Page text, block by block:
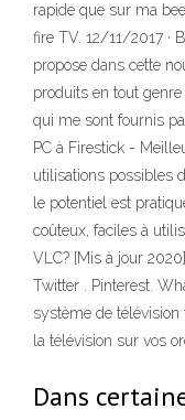
rapide que sur ma
fire TV. 12/11/2017 ·
propose dans cette
produits en tout
qui me sont fournis
PC à Firestick -
utilisations possibles
le potentiel est
coûteux, faciles à
VLC? [Mis à jour
Twitter . Pinterest.
système de
la télévision sur vos
Dans